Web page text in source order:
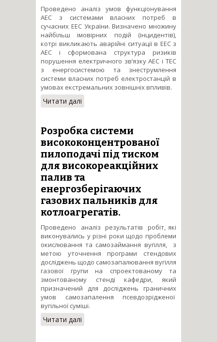
Проведено аналіз умов функціонування
АЕС з системами власних потреб в
сучасних ЕЕС України. Визначено множину
найбільш імовірних подій (інцидентів),
котрі викликають аварійні ситуації в ЕЕС з
АЕС і сформована структура ризиків
порушення електричного зв‘язку АЕС і ТЕС
з енергосистемою та знеструмлення
системи власних потреб електростанцій в
умовах екстремальних зовнішніх впливів.
Читати далі
математичного
ризику експлуатації підсистем
електростанціями
Розробка системи
висококонцентрованої
пилоподачі під тиском
для високореакційних
палив та
енергозберігаючих
газових пальників для
котлоагрегатів.
Проведено аналіз результатів робіт, які
виконувались у різні роки щодо проблеми
окислювання та самозаймання вугілля, з
метою уточнення програми стендових
досліджень щодо самозапалювання вугілля
газової групи на спроектованому та
змонтованому стенді кафедри, який
призначений для досліджень граничних
умов самозапалення псевдозрідженої
вугільної суміші.
Читати далі
висококонцентрованої